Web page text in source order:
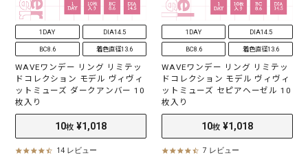
10枚¥980
30枚¥2,398
10枚¥1,018
1DAY DIA14.5
BC8.6 着色直径13.6
WAVEワンデー リング リミテッ
ドコレクション モデル ヴィヴィ
ットミューズ ダークアンバー 10
枚入り
14 レビュー
1DAY DIA14.5
BC8.6 着色直径13.6
WAVEワンデー リング リミテッ
ドコレクション モデル ヴィヴィ
ットミューズ セピアヘーゼル 10
枚入り
47 レビュー